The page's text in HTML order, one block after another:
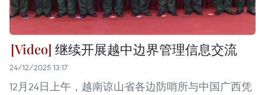
继续开展越中边界管理信息交流
24/12/2025 13:17
12月24日上午，越南谅山省各边防哨所与中国广西凭